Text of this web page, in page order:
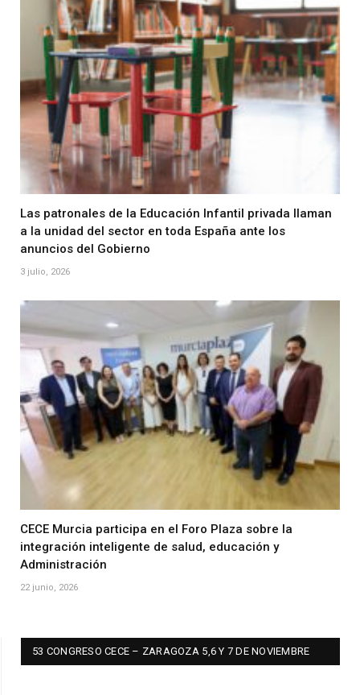
Las patronales de la Educación Infantil privada llaman
a la unidad del sector en toda España ante los
anuncios del Gobierno
3 julio, 2026
CECE Murcia participa en el Foro Plaza sobre la
integración inteligente de salud, educación y
Administración
22 junio, 2026
53 CONGRESO CECE – ZARAGOZA 5,6 Y 7 DE NOVIEMBRE